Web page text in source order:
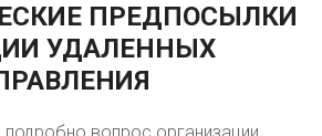
ПРЕДПОСЫЛКИ
УДАЛЕННЫХ